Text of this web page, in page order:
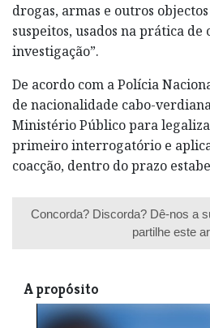
drogas, armas e outros
suspeitos, usados na prática de
investigação”.
De acordo com a Polícia
de nacionalidade cabo-
Ministério Público para
primeiro interrogatório e
coacção, dentro do prazo
Concorda? Discorda? Dê-nos a
partilhe este
A propósito